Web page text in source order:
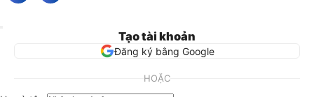
Tạo tài khoản
Đăng ký bằng Google
HOẶC